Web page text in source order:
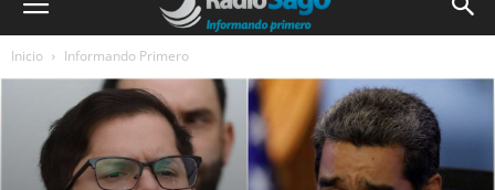
Inicio Informando Primero